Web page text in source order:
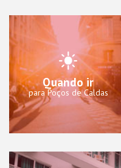
Quando ir
para Poços de Caldas